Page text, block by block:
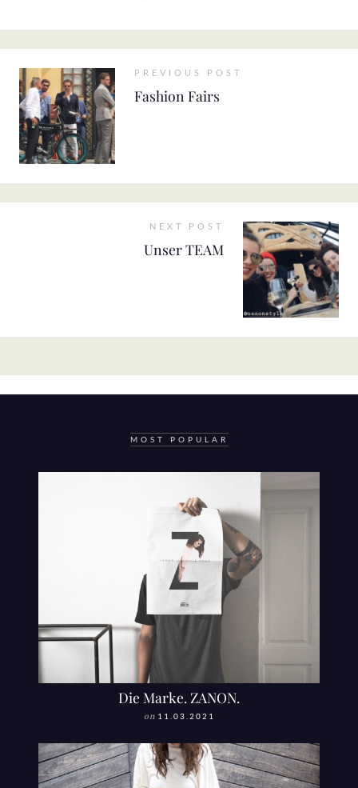
PREVIOUS POST
Fashion Fairs
NEXT POST
Unser TEAM
MOST POPULAR
Die Marke. ZANON.
on 11.03.2021